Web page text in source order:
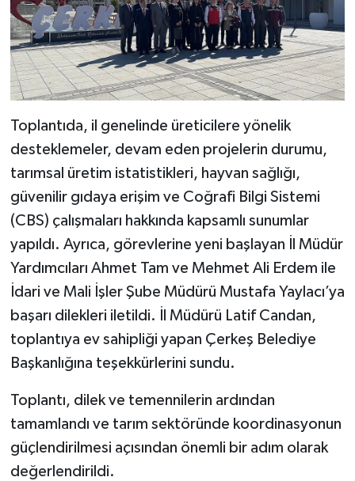
Toplantıda, il genelinde üreticilere yönelik
desteklemeler, devam eden projelerin durumu,
tarımsal üretim istatistikleri, hayvan sağlığı,
güvenilir gıdaya erişim ve Coğrafi Bilgi Sistemi
(CBS) çalışmaları hakkında kapsamlı sunumlar
yapıldı. Ayrıca, görevlerine yeni başlayan İl Müdür
Yardımcıları Ahmet Tam ve Mehmet Ali Erdem ile
İdari ve Mali İşler Şube Müdürü Mustafa Yaylacı’ya
başarı dilekleri iletildi. İl Müdürü Latif Candan,
toplantıya ev sahipliği yapan Çerkeş Belediye
Başkanlığına teşekkürlerini sundu.
Toplantı, dilek ve temennilerin ardından
tamamlandı ve tarım sektöründe koordinasyonun
güçlendirilmesi açısından önemli bir adım olarak
değerlendirildi.